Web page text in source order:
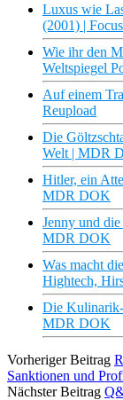
Luxus wie
(2001) |
Wie ihr den
Weltspiegel
Auf einem
Reupload
Die
Welt | MDR
Hitler, ein
MDR DOK
Jenny und
MDR DOK
Was macht
Hightech,
Die
MDR DOK
Vorheriger Beitrag
Sanktionen und
Nächster Beitrag